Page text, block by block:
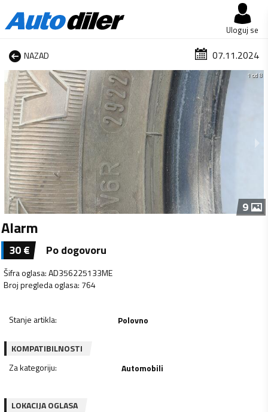
Uloguj se
NAZAD 07.11.2024
1 od 8
9
Alarm
30€ Po dogovoru
Šifra oglasa:AD356225133ME
Broj pregleda oglasa: 764
Stanje artikla: Polovno
KOMPATIBILNOSTI
Za kategoriju: Automobili
LOKACIJA OGLASA